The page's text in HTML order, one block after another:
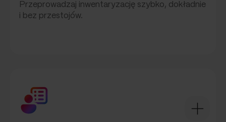
Przeprowadzaj inwentaryzację szybko, dokładnie
i bez przestojów.